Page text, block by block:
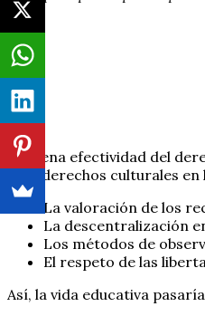
La plena efectividad del
y los derechos culturales
La valoración de los
La descentralización
Los métodos de
El respeto de las
Así, la vida educativa